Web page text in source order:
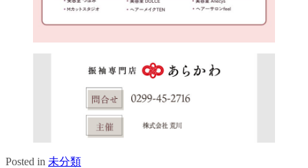
Posted in 未分類